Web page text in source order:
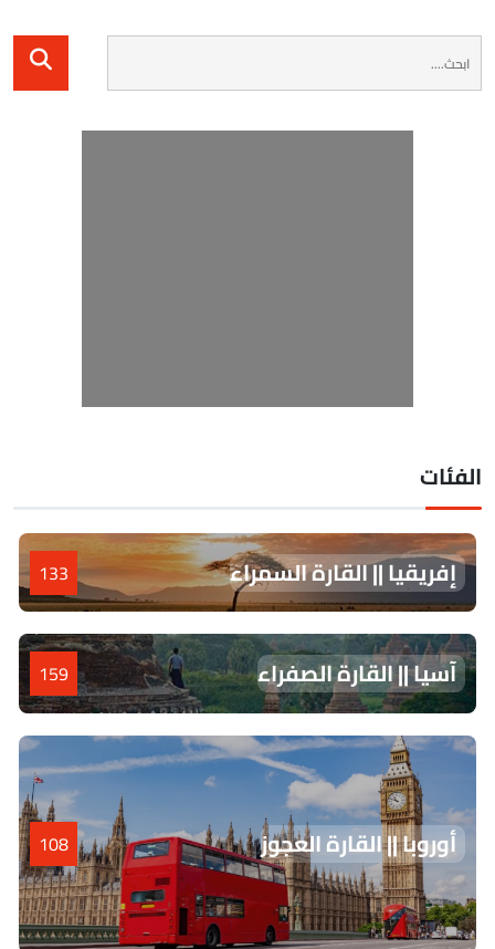
إفريقيا || القارة السمراء 133
آسيا || القارة الصفراء 159
أوروبا || القارة العجوز 108